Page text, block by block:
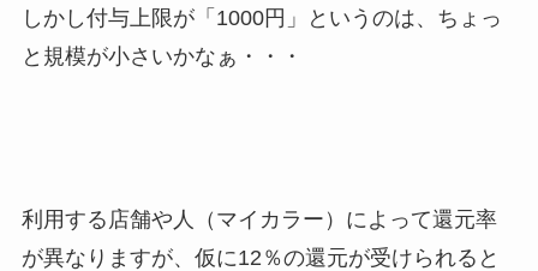
しかし付与上限が「1000円」というのは、ちょっ
と規模が小さいかなぁ・・・
利用する店舗や人（マイカラー）によって還元率
が異なりますが、仮に12％の還元が受けられると